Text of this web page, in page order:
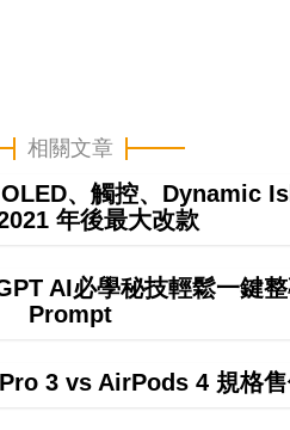
相關文章
、觸控、Dynamic
年後最大改款
AI必學秘技輕鬆一鍵
Prompt
3 vs AirPods 4 規格